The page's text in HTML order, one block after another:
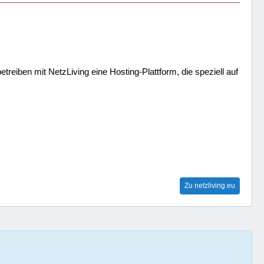
mit NetzLiving eine Hosting-Plattform, die speziell auf
Zu netzliving.eu